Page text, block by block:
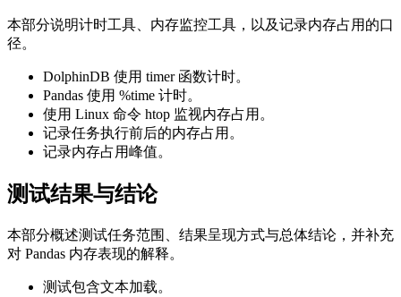
本部分说明计时工具、内存监控工具，以及记录内存占用的口
径。
DolphinDB 使用 timer 函数计时。
Pandas 使用 %time 计时。
使用 Linux 命令 htop 监视内存占用。
记录任务执行前后的内存占用。
记录内存占用峰值。
测试结果与结论
本部分概述测试任务范围、结果呈现方式与总体结论，并补充
对 Pandas 内存表现的解释。
测试包含文本加载。